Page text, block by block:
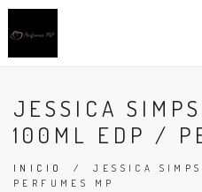
JESSICA
100ML EDP /
INICIO /JESSICA
PERFUMES MP